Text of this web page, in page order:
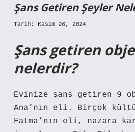
Şans Getiren Şeyler
Tarih: Kasım 26, 2024
Şans getiren
nelerdir?
Evinize şans getiren 9
Ana’nın eli. Birçok
Fatma’nın eli, nazara